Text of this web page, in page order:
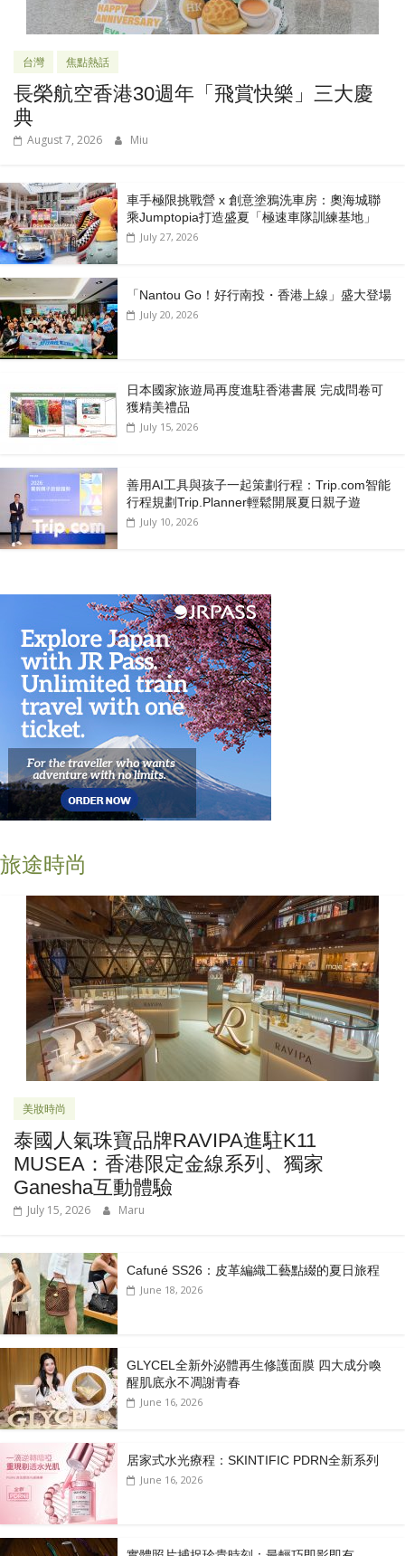
台灣 焦點熱話
長榮航空香港30週年「飛賞快樂」三大慶
典
August 7, 2026 Miu
車手極限挑戰營 x 創意塗鴉洗車房：奧海城聯
乘Jumptopia打造盛夏「極速車隊訓練基地」
July 27, 2026
「Nantou Go！好行南投・香港上線」盛大登場
July 20, 2026
日本國家旅遊局再度進駐香港書展 完成問卷可
獲精美禮品
July 15, 2026
善用AI工具與孩子一起策劃行程：Trip.com智能
行程規劃Trip.Planner輕鬆開展夏日親子遊
July 10, 2026
旅途時尚
美妝時尚
泰國人氣珠寶品牌RAVIPA進駐K11
MUSEA：香港限定金線系列、獨家
Ganesha互動體驗
July 15, 2026 Maru
Cafuné SS26：皮革編織工藝點綴的夏日旅程
June 18, 2026
GLYCEL全新外泌體再生修護面膜 四大成分喚
醒肌底永不凋謝青春
June 16, 2026
居家式水光療程：SKINTIFIC PDRN全新系列
June 16, 2026